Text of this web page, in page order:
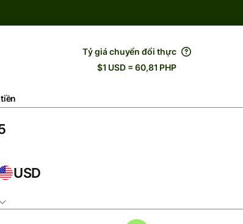
Tỷ giá chuyển đổi thực
$1 USD = 60,81 PHP
USD